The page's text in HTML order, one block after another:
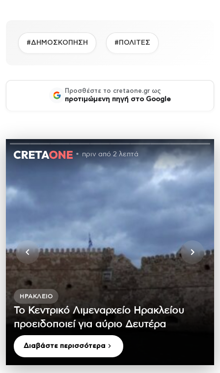
#ΔΗΜΟΣΚΟΠΗΣΗ #ΠΟΛΙΤΕΣ
Προσθέστε το cretaone.gr ως
προτιμώμενη πηγή στο Google
πριν από 2 λεπτά
ΗΡΆΚΛΕΙΟ
Το Κεντρικό Λιμεναρχείο Ηρακλείου
προειδοποιεί για αύριο Δευτέρα
Διαβάστε περισσότερα